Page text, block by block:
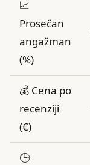
📈
Prosečan
angažman
(%)
💰 Cena po
recenziji
(€)
🕒